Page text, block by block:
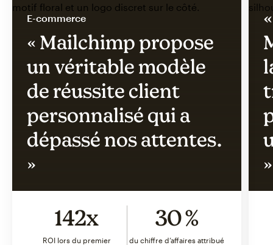
E-commerce
« Mailchimp propose
un véritable modèle
de réussite client
personnalisé qui a
dépassé nos attentes.
»
142x
ROI lors du premier
30 %
du chiffre d’affaires attribué
»